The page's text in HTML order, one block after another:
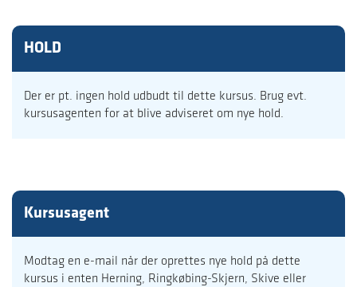
HOLD
Der er pt. ingen hold udbudt til dette kursus. Brug evt.
kursusagenten for at blive adviseret om nye hold.
Kursusagent
Modtag en e-mail når der oprettes nye hold på dette
kursus i enten Herning, Ringkøbing-Skjern, Skive eller